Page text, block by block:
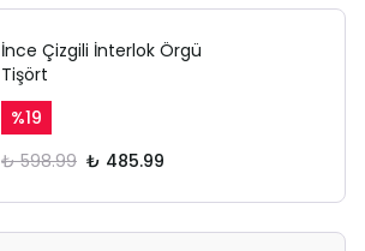
İnce Çizgili İnterlok Örgü
Tişört
%19
₺ 598.99 ₺ 485.99